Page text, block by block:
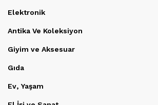
Elektronik
Antika Ve Koleksiyon
Giyim ve Aksesuar
Gıda
Ev, Yaşam